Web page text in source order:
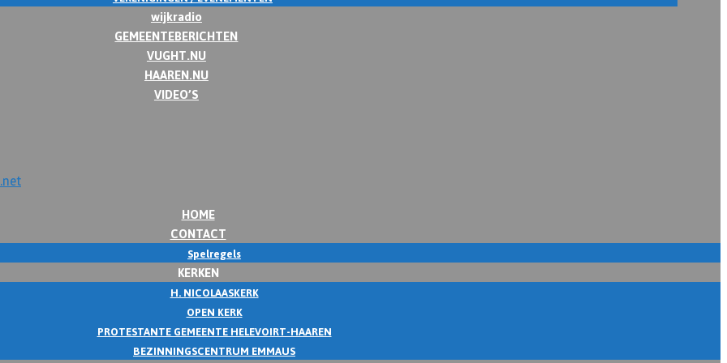
wijkradio
GEMEENTEBERICHTEN
VUGHT.NU
HAAREN.NU
VIDEO’S
HOME
CONTACT
Spelregels
KERKEN
H. NICOLAASKERK
OPEN KERK
PROTESTANTE GEMEENTE HELEVOIRT-HAAREN
BEZINNINGSCENTRUM EMMAUS